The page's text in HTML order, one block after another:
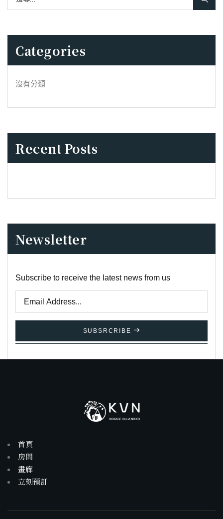
Categories
沒有分類
Recent Posts
Newsletter
Subscribe to receive the latest news from us
SUBSRCRIBE
首頁
房間
畫廊
立刻預訂